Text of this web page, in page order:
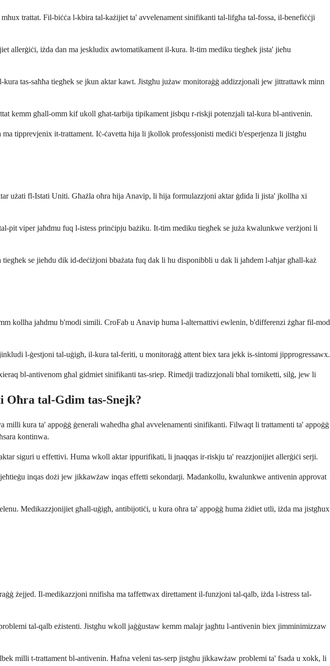
trattat. Fil-biċċa l-kbira tal-każijiet ta' avvelenament sinifikanti tal-lifgħa tal-fossa, il-benefiċċji
allerġiċi, iżda dan ma jeskludix awtomatikament il-kura. It-tim mediku tiegħek jista' jieħu
tas-saħħa tiegħek se jkun aktar kawt. Jistgħu jużaw monitoraġġ addizzjonali jew jittrattawk minn
kemm għall-omm kif ukoll għat-tarbija tipikament jisbqu r-riskji potenzjali tal-kura bl-antivenin.
tipprevjenix it-trattament. Iċ-ċavetta hija li jkollok professjonisti mediċi b'esperjenza li jistgħu
użati fl-Istati Uniti. Għażla oħra hija Anavip, li hija formulazzjoni aktar ġdida li jista' jkollha xi
pit viper jaħdmu fuq l-istess prinċipju bażiku. It-tim mediku tiegħek se juża kwalunkwe verżjoni li
se jieħdu dik id-deċiżjoni bbażata fuq dak li hu disponibbli u dak li jaħdem l-aħjar għall-każ
kollha jaħdmu b'modi simili. CroFab u Anavip huma l-alternattivi ewlenin, b'differenzi żgħar fil-mod
l-ġestjoni tal-uġigħ, il-kura tal-feriti, u monitoraġġ attent biex tara jekk is-sintomi jipprogressawx.
bl-antivenom għal gidmiet sinifikanti tas-sriep. Rimedji tradizzjonali bħal torniketti, silġ, jew li
tal-Gdim tas-Snejk?
kura ta' appoġġ ġenerali waħedha għal avvelenamenti sinifikanti. Filwaqt li trattamenti ta' appoġġ
kontinwa.
siguri u effettivi. Huma wkoll aktar ippurifikati, li jnaqqas ir-riskju ta' reazzjonijiet allerġiċi serji.
inqas dożi jew jikkawżaw inqas effetti sekondarji. Madankollu, kwalunkwe antivenin approvat
Medikazzjonijiet għall-uġigħ, antibijotiċi, u kura oħra ta' appoġġ huma żidiet utli, iżda ma jistgħux
żejjed. Il-medikazzjoni nnifisha ma taffettwax direttament il-funzjoni tal-qalb, iżda l-istress tal-
tal-qalb eżistenti. Jistgħu wkoll jaġġustaw kemm malajr jagħtu l-antivenin biex jimminimizzaw
milli t-trattament bl-antivenin. Ħafna veleni tas-serp jistgħu jikkawżaw problemi ta' fsada u xokk, li